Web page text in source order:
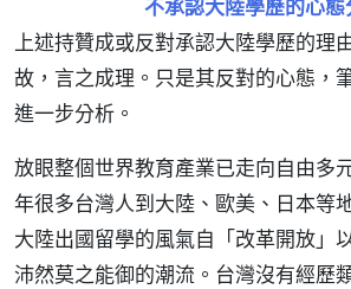
不承認大陸學歷的心態
上述持贊成或反對承認大陸學歷的理
故，言之成理。只是其反對的心態，
進一步分析。
放眼整個世界教育產業已走向自由多
年很多台灣人到大陸、歐美、日本等
大陸出國留學的風氣自「改革開放」
沛然莫之能御的潮流。台灣沒有經歷